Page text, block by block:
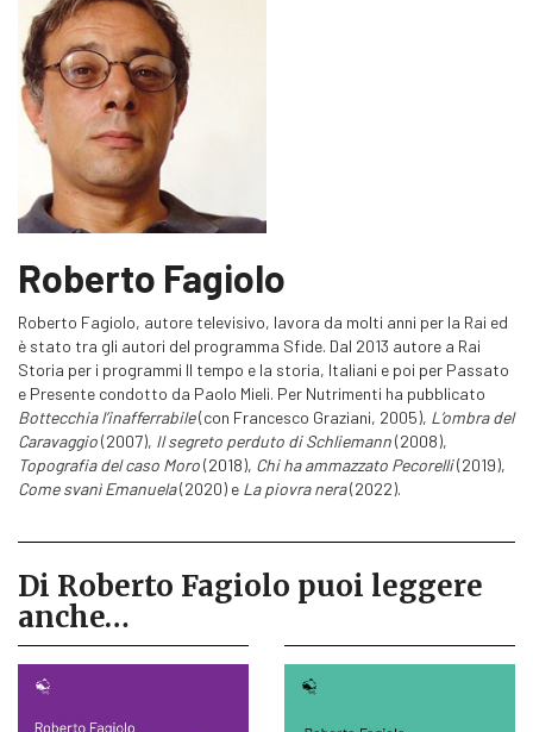
Roberto Fagiolo
Roberto Fagiolo, autore televisivo, lavora da molti anni per la Rai ed
è stato tra gli autori del programma Sfide. Dal 2013 autore a Rai
Storia per i programmi Il tempo e la storia, Italiani e poi per Passato
e Presente condotto da Paolo Mieli. Per Nutrimenti ha pubblicato
Bottecchia l’inafferrabile(con Francesco Graziani, 2005), L’ombra del
Caravaggio(2007), Il segreto perduto di Schliemann(2008),
Topografia del caso Moro(2018), Chi ha ammazzato Pecorelli(2019),
Come svanì Emanuela(2020) e La piovra nera(2022).
Di Roberto Fagiolo puoi leggere
anche…